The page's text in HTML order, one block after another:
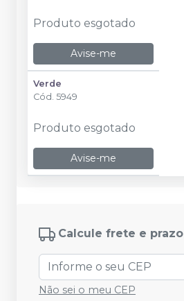
Produto esgotado
Avise-me
Verde
Cód. 5949
Produto esgotado
Avise-me
Calcule frete e prazo
Não sei o meu CEP